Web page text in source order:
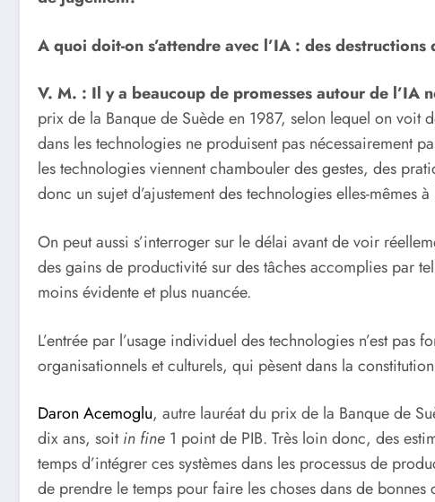
A quoi doit-on s’attendre avec l’IA : des
V. M. : Il y a beaucoup de promesses autour de l’IA
prix de la Banque de Suède en 1987, selon lequel on voit
dans les technologies ne produisent pas nécessairement
les technologies viennent chambouler des gestes, des
donc un sujet d’ajustement des technologies elles-
On peut aussi s’interroger sur le délai avant de voir
des gains de productivité sur des tâches accomplies par
moins évidente et plus nuancée.
L’entrée par l’usage individuel des technologies n’est
organisationnels et culturels, qui pèsent dans la
Daron Acemoglu, autre lauréat du prix de la Banque de
dix ans, soitin fine 1 point de PIB. Très loin donc, des
temps d’intégrer ces systèmes dans les processus de
de prendre le temps pour faire les choses dans de